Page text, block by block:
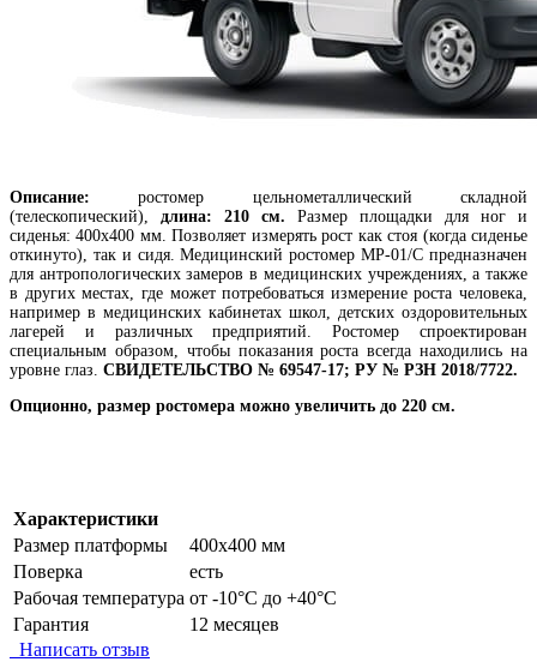
Описание: ростомер цельнометаллический складной
(телескопический), длина: 210 см. Размер площадки для ног и
сиденья: 400х400 мм. Позволяет измерять рост как стоя (когда сиденье
откинуто), так и сидя. Медицинский ростомер МР-01/С предназначен
для антропологических замеров в медицинских учреждениях, а также
в других местах, где может потребоваться измерение роста человека,
например в медицинских кабинетах школ, детских оздоровительных
лагерей и различных предприятий. Ростомер спроектирован
специальным образом, чтобы показания роста всегда находились на
уровне глаз. СВИДЕТЕЛЬСТВО № 69547-17; РУ № РЗН 2018/7722.
Опционно, размер ростомера можно увеличить до 220 см.
Характеристики
Размер платформы
400х400 мм
Поверка
есть
Рабочая температура от -10°C до +40°C
Гарантия
12 месяцев
Написать отзыв